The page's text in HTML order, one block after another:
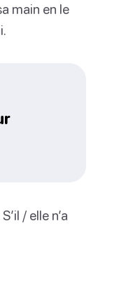
main en le
/ elle n’a